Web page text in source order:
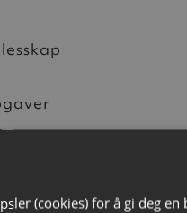
«Vi er vennlige,
viktigste vi kan gi
(cookies) for å gi deg